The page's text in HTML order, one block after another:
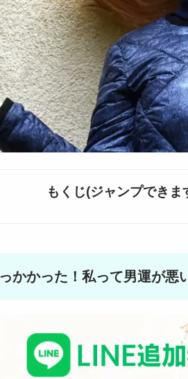
もくじ(ジャンプできま
かかった！私って男運が悪